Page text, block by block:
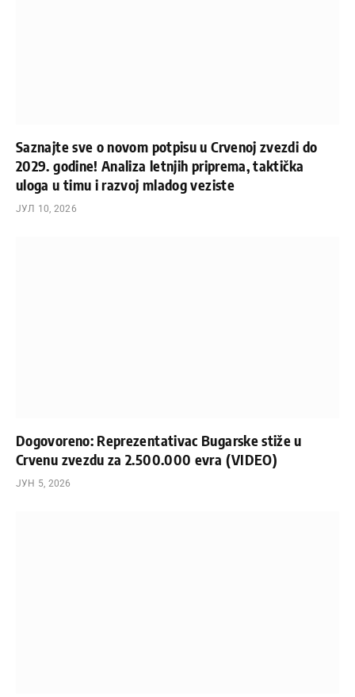
Saznajte sve o novom potpisu u Crvenoj zvezdi do
2029. godine! Analiza letnjih priprema, taktička
uloga u timu i razvoj mladog veziste
ЈУЛ 10, 2026
Dogovoreno: Reprezentativac Bugarske stiže u
Crvenu zvezdu za 2.500.000 evra (VIDEO)
ЈУН 5, 2026